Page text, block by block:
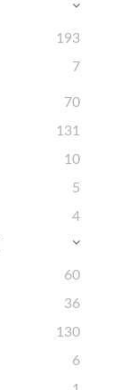
193
7
70
131
10
5
4
60
36
130
6